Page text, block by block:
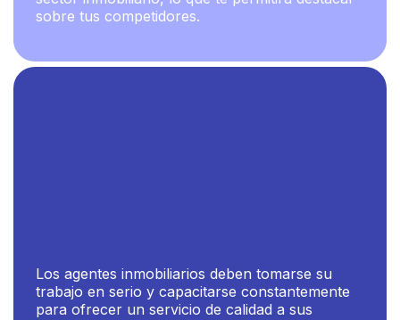
sobre tus competidores.
Los agentes inmobiliarios deben tomarse su
trabajo en serio y capacitarse constantemente
para ofrecer un servicio de calidad a sus